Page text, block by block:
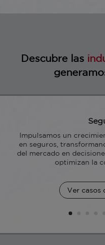
Descubre las
Impulsamos un
en seguros,
del mercado en
optimizan la
Ver casos